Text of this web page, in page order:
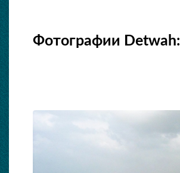
Фотографии Detwah: